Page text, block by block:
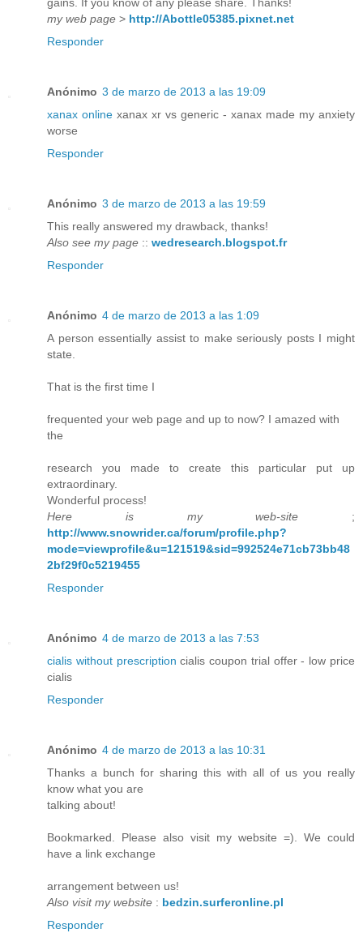
gains. If you know of any please share. Thanks!
my web page > http://Abottle05385.pixnet.net
Responder
Anónimo 3 de marzo de 2013 a las 19:09
xanax online xanax xr vs generic - xanax made my anxiety
worse
Responder
Anónimo 3 de marzo de 2013 a las 19:59
This really answered my drawback, thanks!
Also see my page :: wedresearch.blogspot.fr
Responder
Anónimo 4 de marzo de 2013 a las 1:09
A person essentially assist to make seriously posts I might
state.
That is the first time I
frequented your web page and up to now? I amazed with
the
research you made to create this particular put up
extraordinary.
Wonderful process!
Here is my web-site ;
http://www.snowrider.ca/forum/profile.php?
mode=viewprofile&u=121519&sid=992524e71cb73bb48
2bf29f0c5219455
Responder
Anónimo 4 de marzo de 2013 a las 7:53
cialis without prescription cialis coupon trial offer - low price
cialis
Responder
Anónimo 4 de marzo de 2013 a las 10:31
Thanks a bunch for sharing this with all of us you really
know what you are
talking about!
Bookmarked. Please also visit my website =). We could
have a link exchange
arrangement between us!
Also visit my website : bedzin.surferonline.pl
Responder